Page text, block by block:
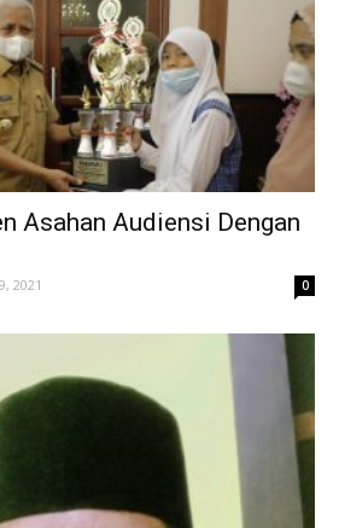
Asahan Audiensi Dengan
2021 0